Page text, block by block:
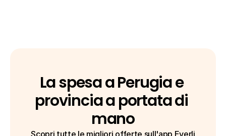
La spesa a Perugia e
provincia a portata di
mano
Scopri tutte le migliori offerte sull'app Everli